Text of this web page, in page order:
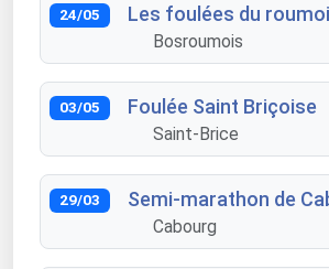
24/05 Les foulées du
Bosroumois
03/05 Foulée Saint Briçoise
Saint-Brice
29/03 Semi-marathon de
Cabourg